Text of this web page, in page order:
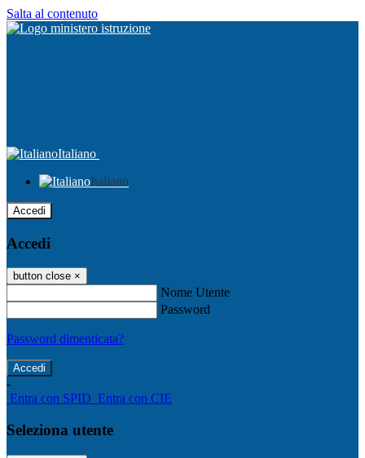
Salta al contenuto
Italiano
Italiano
Accedi
Accedi
button close ×
Nome Utente
Password
Password dimenticata?
-
Entra con SPID Entra con CIE
Seleziona utente